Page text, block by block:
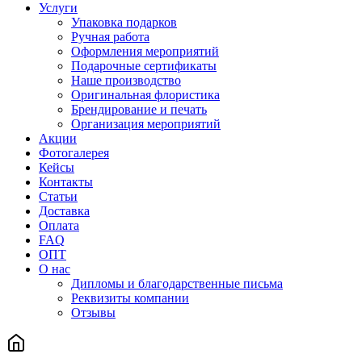
Услуги
Упаковка подарков
Ручная работа
Оформления мероприятий
Подарочные сертификаты
Наше производство
Оригинальная флористика
Брендирование и печать
Организация мероприятий
Акции
Фотогалерея
Кейсы
Контакты
Статьи
Доставка
Оплата
FAQ
ОПТ
О нас
Дипломы и благодарственные письма
Реквизиты компании
Отзывы